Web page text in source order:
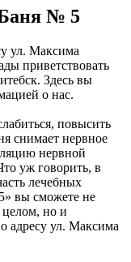
№ 5
ул. Максима
приветствовать
Здесь вы
о нас.
повысить
снимает нервное
нервной
уж говорить, в
лечебных
вы сможете не
целом, но и
адресу ул. Максима